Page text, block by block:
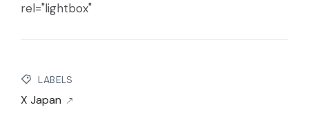
rel="lightbox"
LABELS
X Japan